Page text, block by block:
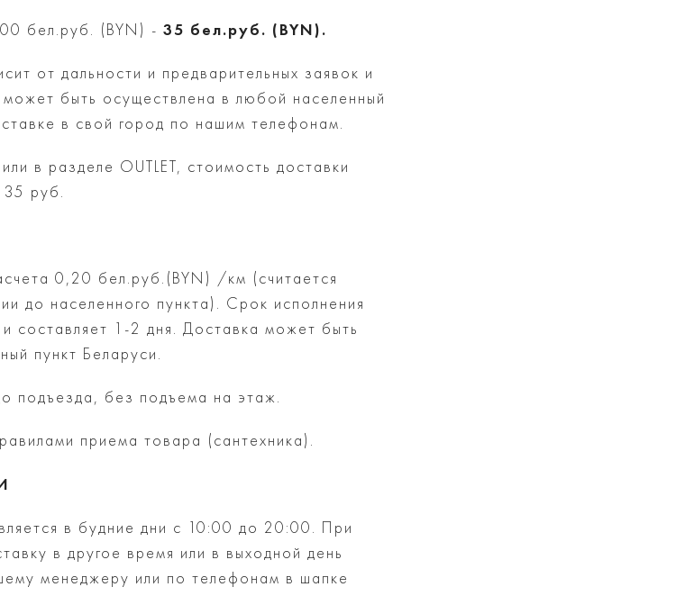
бел.руб. (BYN) - 35 бел.руб. (BYN).
от дальности и предварительных заявок и
быть осуществлена в любой населенный
в свой город по нашим телефонам.
в разделе OUTLET, стоимость доставки
35 руб.
0,20 бел.руб.(BYN) /км (считается
до населенного пункта). Срок исполнения
составляет 1-2 дня. Доставка может быть
пункт Беларуси.
подъезда, без подъема на этаж.
приема товара (сантехника).
в будние дни с 10:00 до 20:00. При
в другое время или в выходной день
менеджеру или по телефонам в шапке